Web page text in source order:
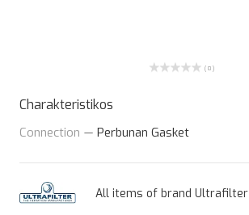
( 0 )
Charakteristikos
Connection — Perbunan Gasket
All items of brand Ultrafilter